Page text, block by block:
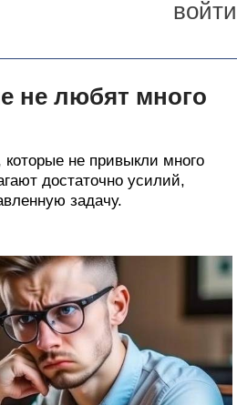
войти
не любят много
не привыкли много
достаточно усилий,
задачу.